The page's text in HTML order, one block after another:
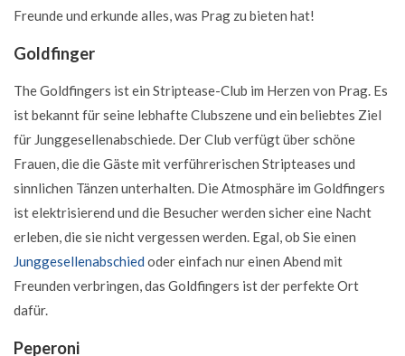
Freunde und erkunde alles, was Prag zu bieten hat!
Goldfinger
The Goldfingers ist ein Striptease-Club im Herzen von Prag. Es
ist bekannt für seine lebhafte Clubszene und ein beliebtes Ziel
für Junggesellenabschiede. Der Club verfügt über schöne
Frauen, die die Gäste mit verführerischen Stripteases und
sinnlichen Tänzen unterhalten. Die Atmosphäre im Goldfingers
ist elektrisierend und die Besucher werden sicher eine Nacht
erleben, die sie nicht vergessen werden. Egal, ob Sie einen
Junggesellenabschied oder einfach nur einen Abend mit
Freunden verbringen, das Goldfingers ist der perfekte Ort
dafür.
Peperoni